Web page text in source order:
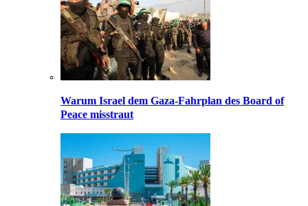
Warum Israel dem Gaza-Fahrplan des Board of
Peace misstraut